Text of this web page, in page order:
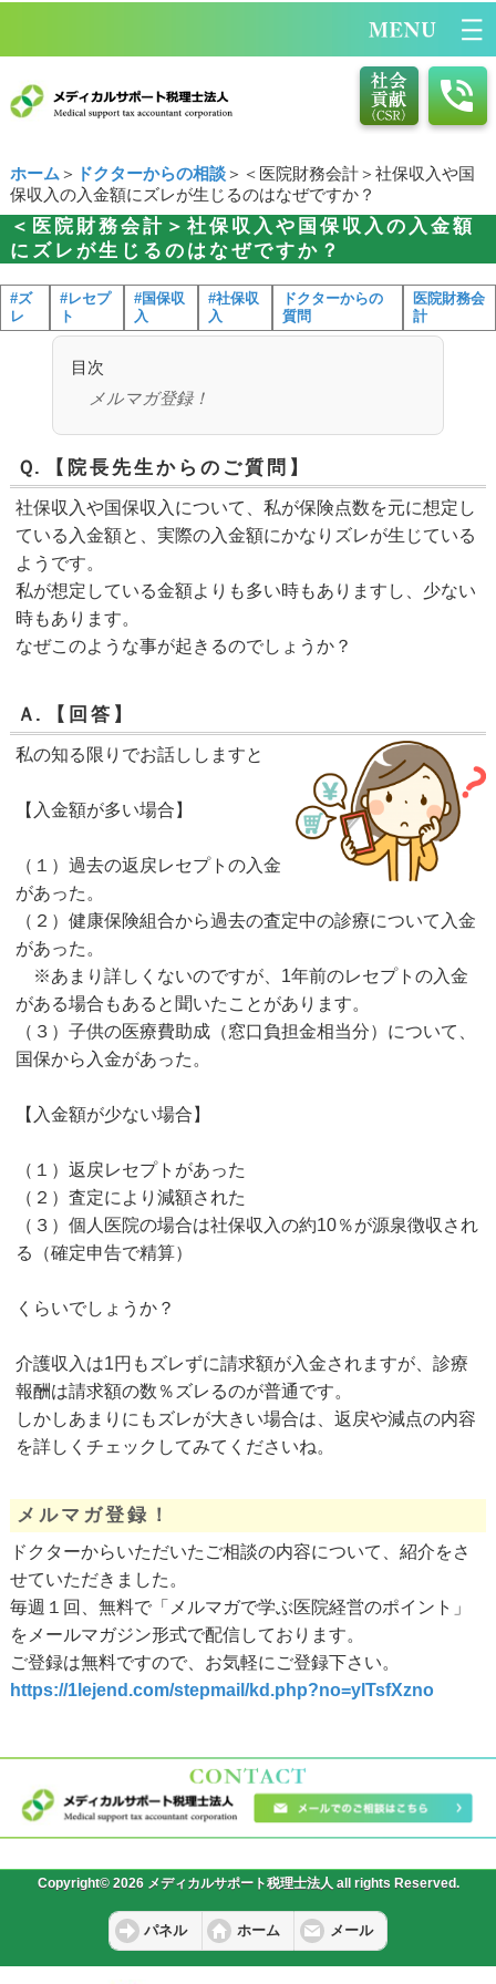
ホーム ＞ ドクターからの相談＞＜医院財務会計＞社保収入や国
保収入の入金額にズレが生じるのはなぜですか？
＜医院財務会計＞社保収入や国保収入の入金額
にズレが生じるのはなぜですか？
#ズ
レ
#レセプ
ト
#国保収
入
#社保収
入
ドクターからの
質問
医院財務会
計
目次
メルマガ登録！
Ｑ. 【院長先生からのご質問】
社保収入や国保収入について、私が保険点数を元に想定し
ている入金額と、実際の入金額にかなりズレが生じている
ようです。
私が想定している金額よりも多い時もありますし、少ない
時もあります。
なぜこのような事が起きるのでしょうか？
Ａ. 【回答】
私の知る限りでお話ししますと
【入金額が多い場合】
（１）過去の返戻レセプトの入金
があった。
（２）健康保険組合から過去の査定中の診療について入金
があった。
※あまり詳しくないのですが、1年前のレセプトの入金
がある場合もあると聞いたことがあります。
（３）子供の医療費助成（窓口負担金相当分）について、
国保から入金があった。
【入金額が少ない場合】
（１）返戻レセプトがあった
（２）査定により減額された
（３）個人医院の場合は社保収入の約10％が源泉徴収され
る（確定申告で精算）
くらいでしょうか？
介護収入は1円もズレずに請求額が入金されますが、診療
報酬は請求額の数％ズレるのが普通です。
しかしあまりにもズレが大きい場合は、返戻や減点の内容
を詳しくチェックしてみてくださいね。
メルマガ登録！
ドクターからいただいたご相談の内容について、紹介をさ
せていただきました。
毎週１回、無料で「メルマガで学ぶ医院経営のポイント」
をメールマガジン形式で配信しております。
ご登録は無料ですので、お気軽にご登録下さい。
https://1lejend.com/stepmail/kd.php?no=ylTsfXzno
Copyright© 2026 メディカルサポート税理士法人 all rights Reserved.
パネル ホーム メール